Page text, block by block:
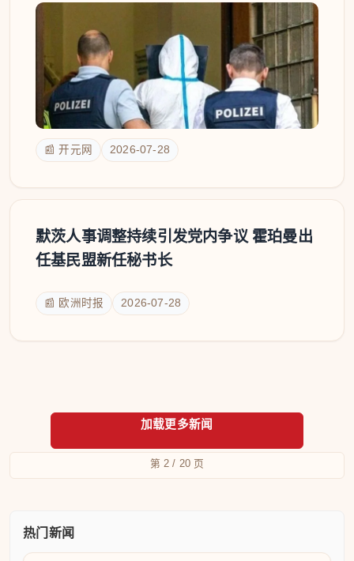
📰 开元网 2026-07-28
默茨人事调整持续引发党内争议 霍珀曼出
任基民盟新任秘书长
📰 欧洲时报 2026-07-28
第 2 / 20 页
热门新闻